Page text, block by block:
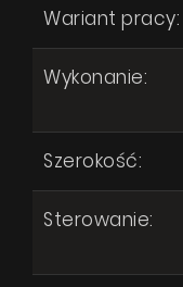
Polityką prywatności
Wariant pracy:
Wykonanie:
Szerokość:
Sterowanie: